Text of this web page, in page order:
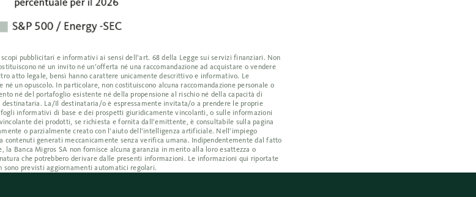
pubblicitari e informativi ai sensi dell’art. 68 della Legge sui servizi finanziari. Non
né un invito né un’offerta né una raccomandazione ad acquistare o vendere
atto legale, bensì hanno carattere unicamente descrittivo e informativo. Le
un opuscolo. In particolare, non costituiscono alcuna raccomandazione personale o
né del portafoglio esistente né della propensione al rischio né della capacità di
La/Il destinataria/o è espressamente invitata/o a prendere le proprie
informativi di base e dei prospetti giuridicamente vincolanti, o sulle informazioni
dei prodotti, se richiesta e fornita dall’emittente, è consultabile sulla pagina
o parzialmente creato con l’aiuto dell’intelligenza artificiale. Nell’impiego
generati meccanicamente senza verifica umana. Indipendentemente dal fatto
Banca Migros SA non fornisce alcuna garanzia in merito alla loro esattezza o
che potrebbero derivare dalle presenti informazioni. Le informazioni qui riportate
sono previsti aggiornamenti automatici regolari.